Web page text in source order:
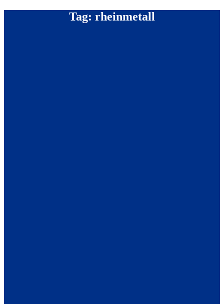
Tag: rheinmetall